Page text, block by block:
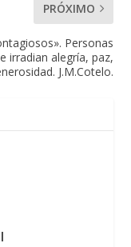
PRÓXIMO
Personas
irradian alegría, paz,
J.M.Cotelo.